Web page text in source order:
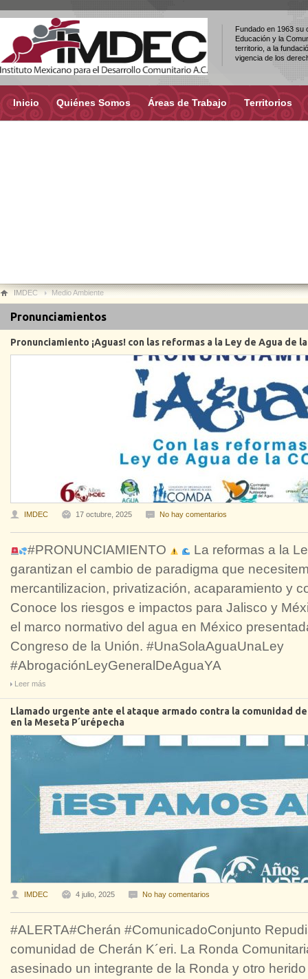
Fundado en 1963 su
Educación y la
territorio, a la
vigencia de los
Inicio Quiénes Somos Áreas de Trabajo Territorios
IMDEC Medio Ambiente
Pronunciamientos
Pronunciamiento ¡Aguas! con las reformas a la Ley de Agua de la
IMDEC 17 octubre, 2025 No hay comentarios
#PRONUNCIAMIENTO
La reformas a la
garantizan el cambio de paradigma que
mercantilizacion, privatización, acaparamiento y
Conoce los riesgos e impactos para Jalisco y
el marco normativo del agua en México
Congreso de la Unión. #UnaSolaAguaUnaLey
#AbrogaciónLeyGeneralDeAguaYA
Leer más
Llamado urgente ante el ataque armado contra la comunidad
en la Meseta P´urépecha
IMDEC 4 julio, 2025 No hay comentarios
#ALERTA#Cherán #ComunicadoConjunto
comunidad de Cherán K´eri. La Ronda
asesinado un integrante de la Ronda y otro